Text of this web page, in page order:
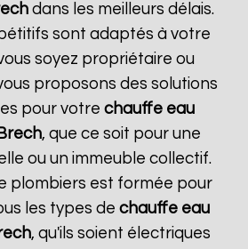
dans les meilleurs délais.
sont adaptés à votre
soyez propriétaire ou
proposons des solutions
pour votrechauffe eau
, que ce soit pour une
ou un immeuble collectif.
plombiers est formée pour
les types dechauffe eau
, qu'ils soient électriques